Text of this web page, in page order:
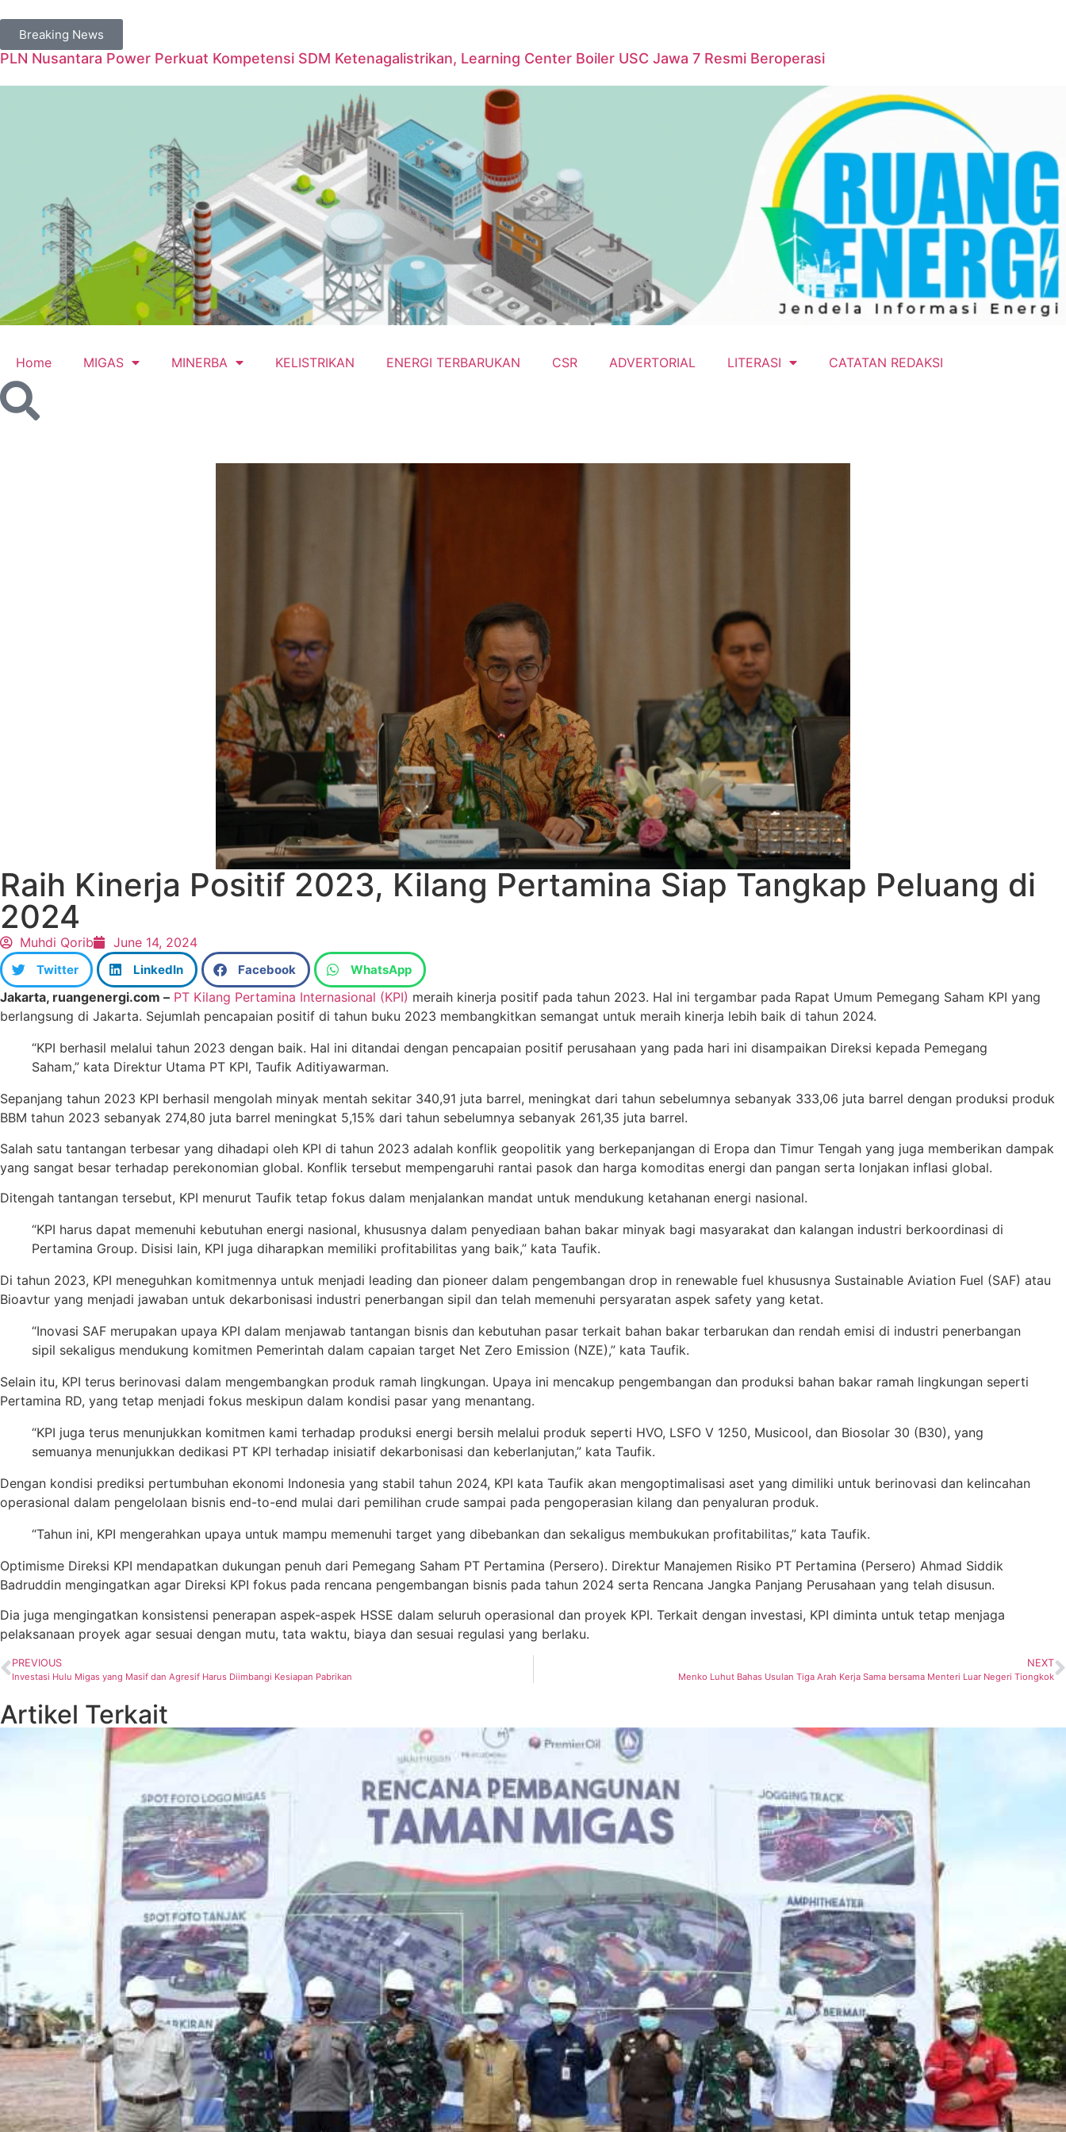
Breaking News
PLN Nusantara Power Perkuat Kompetensi SDM Ketenagalistrikan, Learning Center Boiler USC Jawa 7 Resmi Beroperasi
Home MIGAS MINERBA KELISTRIKAN ENERGI TERBARUKAN CSR ADVERTORIAL LITERASI CATATAN REDAKSI
Raih Kinerja Positif 2023, Kilang Pertamina Siap Tangkap Peluang di
2024
Muhdi Qorib June 14, 2024
Twitter LinkedIn Facebook WhatsApp
Jakarta, ruangenergi.com – PT Kilang Pertamina Internasional (KPI) meraih kinerja positif pada tahun 2023. Hal ini tergambar pada Rapat Umum Pemegang Saham KPI yang
berlangsung di Jakarta. Sejumlah pencapaian positif di tahun buku 2023 membangkitkan semangat untuk meraih kinerja lebih baik di tahun 2024.
“KPI berhasil melalui tahun 2023 dengan baik. Hal ini ditandai dengan pencapaian positif perusahaan yang pada hari ini disampaikan Direksi kepada Pemegang
Saham,” kata Direktur Utama PT KPI, Taufik Aditiyawarman.
Sepanjang tahun 2023 KPI berhasil mengolah minyak mentah sekitar 340,91 juta barrel, meningkat dari tahun sebelumnya sebanyak 333,06 juta barrel dengan produksi produk
BBM tahun 2023 sebanyak 274,80 juta barrel meningkat 5,15% dari tahun sebelumnya sebanyak 261,35 juta barrel.
Salah satu tantangan terbesar yang dihadapi oleh KPI di tahun 2023 adalah konflik geopolitik yang berkepanjangan di Eropa dan Timur Tengah yang juga memberikan dampak
yang sangat besar terhadap perekonomian global. Konflik tersebut mempengaruhi rantai pasok dan harga komoditas energi dan pangan serta lonjakan inflasi global.
Ditengah tantangan tersebut, KPI menurut Taufik tetap fokus dalam menjalankan mandat untuk mendukung ketahanan energi nasional.
“KPI harus dapat memenuhi kebutuhan energi nasional, khususnya dalam penyediaan bahan bakar minyak bagi masyarakat dan kalangan industri berkoordinasi di
Pertamina Group. Disisi lain, KPI juga diharapkan memiliki profitabilitas yang baik,” kata Taufik.
Di tahun 2023, KPI meneguhkan komitmennya untuk menjadi leading dan pioneer dalam pengembangan drop in renewable fuel khususnya Sustainable Aviation Fuel (SAF) atau
Bioavtur yang menjadi jawaban untuk dekarbonisasi industri penerbangan sipil dan telah memenuhi persyaratan aspek safety yang ketat.
“Inovasi SAF merupakan upaya KPI dalam menjawab tantangan bisnis dan kebutuhan pasar terkait bahan bakar terbarukan dan rendah emisi di industri penerbangan
sipil sekaligus mendukung komitmen Pemerintah dalam capaian target Net Zero Emission (NZE),” kata Taufik.
Selain itu, KPI terus berinovasi dalam mengembangkan produk ramah lingkungan. Upaya ini mencakup pengembangan dan produksi bahan bakar ramah lingkungan seperti
Pertamina RD, yang tetap menjadi fokus meskipun dalam kondisi pasar yang menantang.
“KPI juga terus menunjukkan komitmen kami terhadap produksi energi bersih melalui produk seperti HVO, LSFO V 1250, Musicool, dan Biosolar 30 (B30), yang
semuanya menunjukkan dedikasi PT KPI terhadap inisiatif dekarbonisasi dan keberlanjutan,” kata Taufik.
Dengan kondisi prediksi pertumbuhan ekonomi Indonesia yang stabil tahun 2024, KPI kata Taufik akan mengoptimalisasi aset yang dimiliki untuk berinovasi dan kelincahan
operasional dalam pengelolaan bisnis end-to-end mulai dari pemilihan crude sampai pada pengoperasian kilang dan penyaluran produk.
“Tahun ini, KPI mengerahkan upaya untuk mampu memenuhi target yang dibebankan dan sekaligus membukukan profitabilitas,” kata Taufik.
Optimisme Direksi KPI mendapatkan dukungan penuh dari Pemegang Saham PT Pertamina (Persero). Direktur Manajemen Risiko PT Pertamina (Persero) Ahmad Siddik
Badruddin mengingatkan agar Direksi KPI fokus pada rencana pengembangan bisnis pada tahun 2024 serta Rencana Jangka Panjang Perusahaan yang telah disusun.
Dia juga mengingatkan konsistensi penerapan aspek-aspek HSSE dalam seluruh operasional dan proyek KPI. Terkait dengan investasi, KPI diminta untuk tetap menjaga
pelaksanaan proyek agar sesuai dengan mutu, tata waktu, biaya dan sesuai regulasi yang berlaku.
PREVIOUS
Investasi Hulu Migas yang Masif dan Agresif Harus Diimbangi Kesiapan Pabrikan
NEXT
Menko Luhut Bahas Usulan Tiga Arah Kerja Sama bersama Menteri Luar Negeri Tiongkok
Artikel Terkait